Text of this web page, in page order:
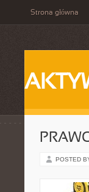
Strona główna
POSTED